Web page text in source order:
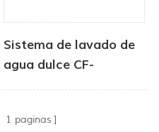
Sistema de lavado de
agua dulce CF-
automática portátil
1 paginas